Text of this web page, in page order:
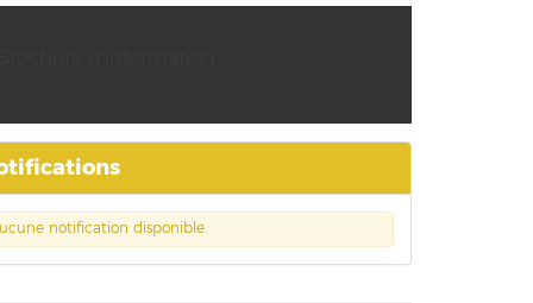
notification disponible.